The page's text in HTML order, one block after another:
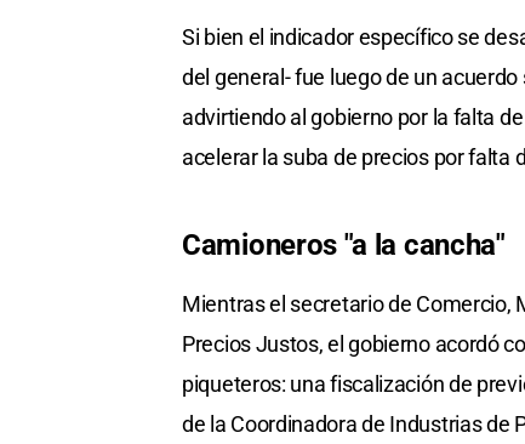
Si bien el indicador específico se
del general- fue luego de un
advirtiendo al gobierno por la falta
acelerar la suba de precios por falta
Camioneros "a la cancha"
Mientras el secretario de Comercio,
Precios Justos, el gobierno acordó
piqueteros: una fiscalización de
de la Coordinadora de Industrias de